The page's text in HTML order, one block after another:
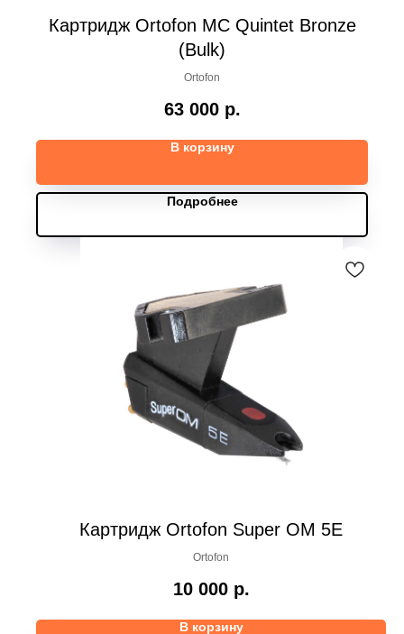
Картридж Ortofon MC Quintet Bronze
(Bulk)
Ortofon
63 000 р.
В корзину
Подробнее
Картридж Ortofon Super OM 5E
Ortofon
10 000 р.
В корзину